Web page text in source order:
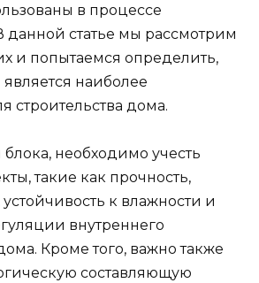
в процессе
данной статье мы рассмотрим
и попытаемся определить,
наиболее
строительства дома.
необходимо учесть
такие как прочность,
к влажности и
внутреннего
Кроме того, важно также
составляющую